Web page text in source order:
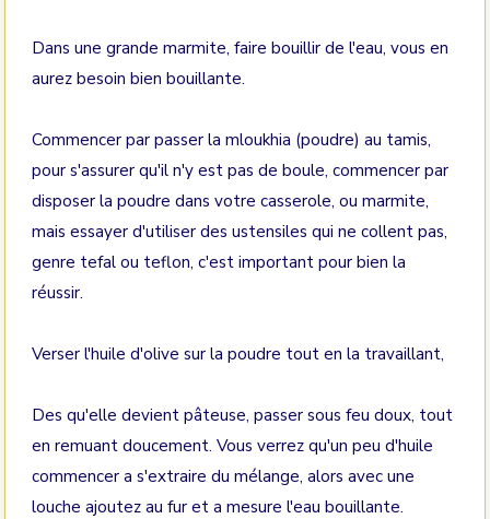
Dans une grande marmite, faire bouillir de l'eau, vous en
aurez besoin bien bouillante.
Commencer par passer la mloukhia (poudre) au tamis,
pour s'assurer qu'il n'y est pas de boule, commencer par
disposer la poudre dans votre casserole, ou marmite,
mais essayer d'utiliser des ustensiles qui ne collent pas,
genre tefal ou teflon, c'est important pour bien la
réussir.
Verser l'huile d'olive sur la poudre tout en la travaillant,
Des qu'elle devient pâteuse, passer sous feu doux, tout
en remuant doucement. Vous verrez qu'un peu d'huile
commencer a s'extraire du mélange, alors avec une
louche ajoutez au fur et a mesure l'eau bouillante.